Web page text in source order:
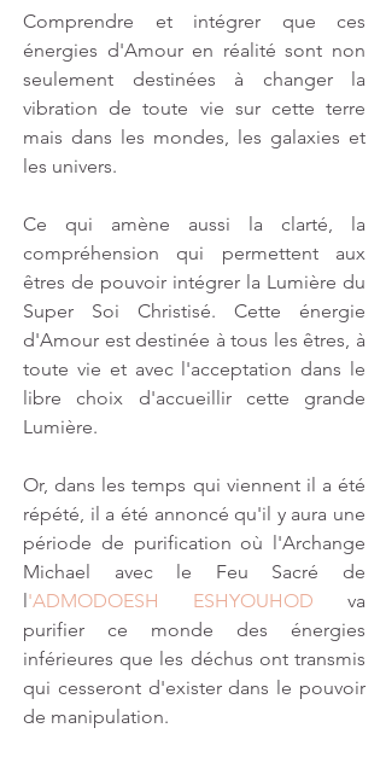
Comprendre et intégrer que ces
énergies d'Amour en réalité sont non
seulement destinées à changer la
vibration de toute vie sur cette terre
mais dans les mondes, les galaxies et
les univers.
Ce qui amène aussi la clarté, la
compréhension qui permettent aux
êtres de pouvoir intégrer la Lumière du
Super Soi Christisé. Cette énergie
d'Amour est destinée à tous les êtres, à
toute vie et avec l'acceptation dans le
libre choix d'accueillir cette grande
Lumière.
Or, dans les temps qui viennent il a été
répété, il a été annoncé qu'il y aura une
période de purification où l'Archange
Michael avec le Feu Sacré de
'ADMODOESH ESHYOUHOD va
purifier ce monde des énergies
inférieures que les déchus ont transmis
qui cesseront d'exister dans le pouvoir
de manipulation.